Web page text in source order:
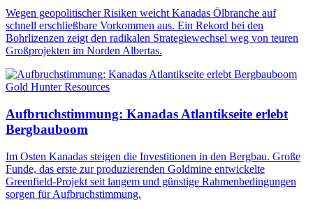
Wegen geopolitischer Risiken weicht Kanadas Ölbranche auf
schnell erschließbare Vorkommen aus. Ein Rekord bei den
Bohrlizenzen zeigt den radikalen Strategiewechsel weg von teuren
Großprojekten im Norden Albertas.
Gold Hunter Resources
Aufbruchstimmung: Kanadas Atlantikseite erlebt
Bergbauboom
Im Osten Kanadas steigen die Investitionen in den Bergbau. Große
Funde, das erste zur produzierenden Goldmine entwickelte
Greenfield-Projekt seit langem und günstige Rahmenbedingungen
sorgen für Aufbruchstimmung.